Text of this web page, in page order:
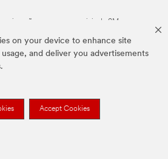
on your device to enhance site
and deliver you advertisements
Accept Cookies
a cima são marcas comerciais da 3M.